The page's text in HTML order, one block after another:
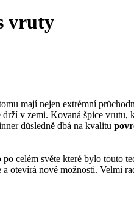
vruty
mají nejen extrémní
v zemi. Kovaná špice vrutu,
důsledně dbá na kvalitu
celém světe které bylo touto
otevírá nové možnosti. Velmi